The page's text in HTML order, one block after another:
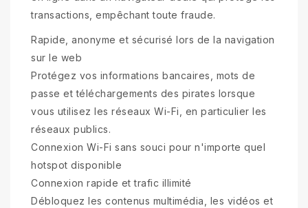
transactions, empêchant toute fraude.
Rapide, anonyme et sécurisé lors de la navigation
sur le web
Protégez vos informations bancaires, mots de
passe et téléchargements des pirates lorsque
vous utilisez les réseaux Wi-Fi, en particulier les
réseaux publics.
Connexion Wi-Fi sans souci pour n'importe quel
hotspot disponible
Connexion rapide et trafic illimité
Débloquez les contenus multimédia, les vidéos et